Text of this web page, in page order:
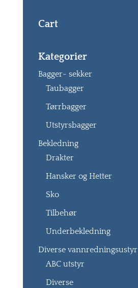
Cart
Kategorier
Bagger- sekker
Taubagger
Tørrbagger
Utstyrsbagger
Bekledning
Drakter
Hansker og Hetter
Sko
Tilbehør
Underbekledning
Diverse vannredningsustyr
ABC utstyr
Diverse